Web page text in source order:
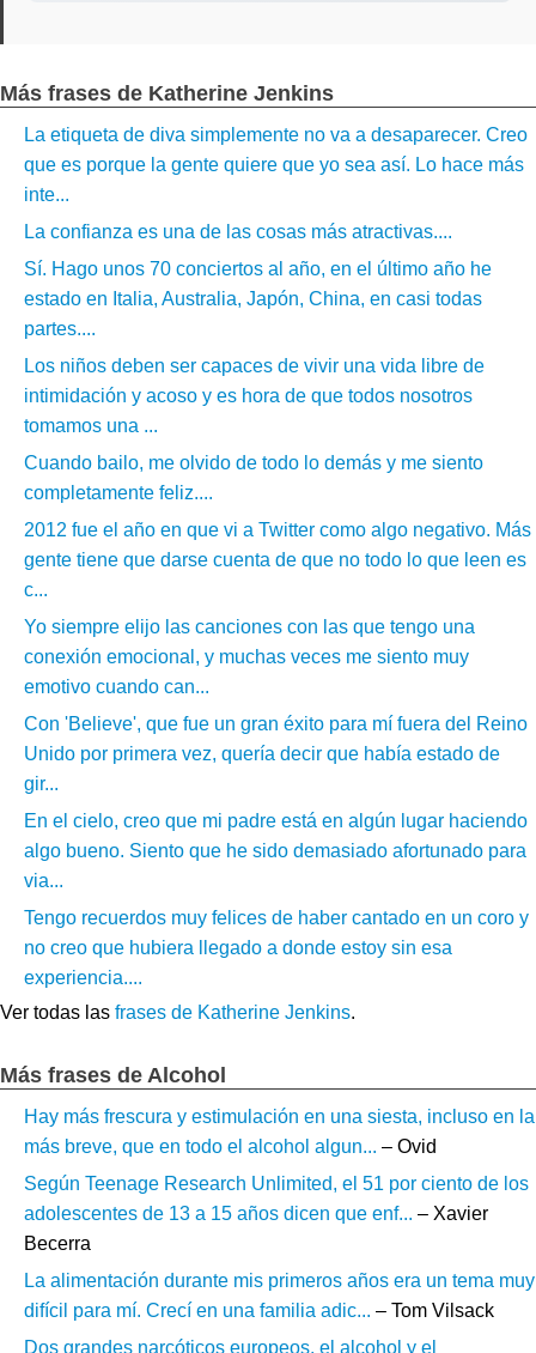
Más frases de Katherine Jenkins
La etiqueta de diva simplemente no va a desaparecer. Creo
que es porque la gente quiere que yo sea así. Lo hace más
inte...
La confianza es una de las cosas más atractivas....
Sí. Hago unos 70 conciertos al año, en el último año he
estado en Italia, Australia, Japón, China, en casi todas
partes....
Los niños deben ser capaces de vivir una vida libre de
intimidación y acoso y es hora de que todos nosotros
tomamos una ...
Cuando bailo, me olvido de todo lo demás y me siento
completamente feliz....
2012 fue el año en que vi a Twitter como algo negativo. Más
gente tiene que darse cuenta de que no todo lo que leen es
c...
Yo siempre elijo las canciones con las que tengo una
conexión emocional, y muchas veces me siento muy
emotivo cuando can...
Con 'Believe', que fue un gran éxito para mí fuera del Reino
Unido por primera vez, quería decir que había estado de
gir...
En el cielo, creo que mi padre está en algún lugar haciendo
algo bueno. Siento que he sido demasiado afortunado para
via...
Tengo recuerdos muy felices de haber cantado en un coro y
no creo que hubiera llegado a donde estoy sin esa
experiencia....
Ver todas las frases de Katherine Jenkins.
Más frases de Alcohol
Hay más frescura y estimulación en una siesta, incluso en la
más breve, que en todo el alcohol algun... – Ovid
Según Teenage Research Unlimited, el 51 por ciento de los
adolescentes de 13 a 15 años dicen que enf... – Xavier
Becerra
La alimentación durante mis primeros años era un tema muy
difícil para mí. Crecí en una familia adic... – Tom Vilsack
Dos grandes narcóticos europeos, el alcohol y el